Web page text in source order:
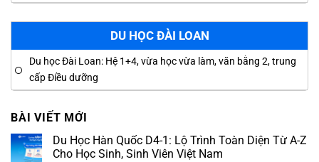
DU HỌC ĐÀI LOAN
Du học Đài Loan: Hệ 1+4, vừa học vừa làm, văn bằng 2, trung
cấp Điều dưỡng
BÀI VIẾT MỚI
Du Học Hàn Quốc D4-1: Lộ Trình Toàn Diện Từ A-Z
Cho Học Sinh, Sinh Viên Việt Nam